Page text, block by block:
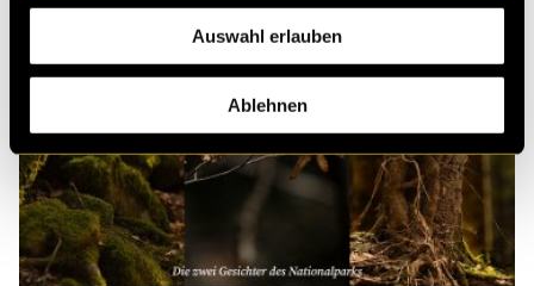
Auswahl erlauben
Ablehnen